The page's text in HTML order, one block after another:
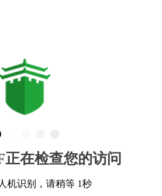
正在检查您的访问
机识别，请稍等 1秒